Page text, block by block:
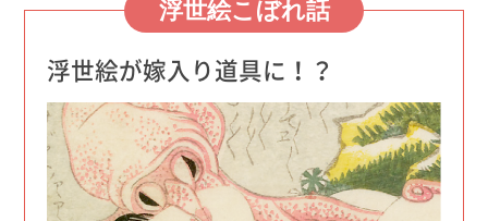
浮世絵こぼれ話
浮世絵が嫁入り道具に！？